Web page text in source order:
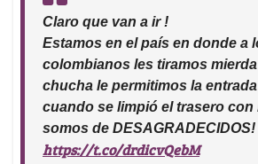
Claro que van a ir !
Estamos en el país en donde a
colombianos les tiramos
chucha le permitimos la
cuando se limpió el trasero
somos de DESAGRADECIDOS!
https://t.co/drdicvQebM